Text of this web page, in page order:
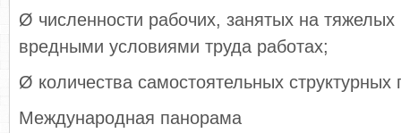
Ø численности рабочих, занятых на тяжелых
вредными условиями труда работах;
Ø количества самостоятельных структурных
Международная панорама